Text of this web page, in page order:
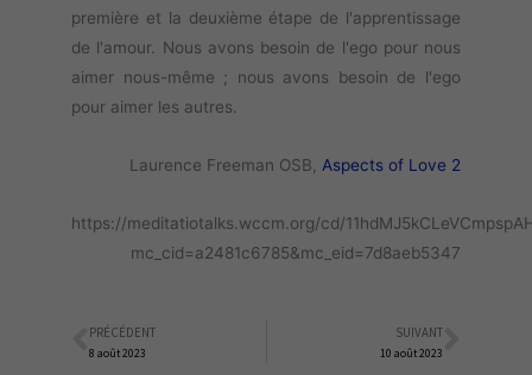
première et la deuxième étape de l'apprentissage
de l'amour. Nous avons besoin de l'ego pour nous
aimer nous-même ; nous avons besoin de l'ego
pour aimer les autres.
Laurence Freeman OSB, Aspects of Love 2
https://meditatiotalks.wccm.org/cd/
mc_cid=a2481c6785&mc_eid=7d8aeb5347
Précédent
PRÉCÉDENT
8 août 2023
SUIVANT
10 août 2023